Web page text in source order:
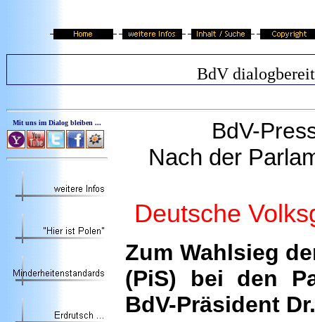
BdV dialogbereit
Mit uns im Dialog bleiben ... BdV-
Nach der
Deutsche
Zum Wahlsieg
(PiS) bei den
BdV-Präsident